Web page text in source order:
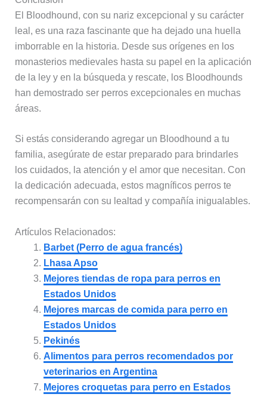
El Bloodhound, con su nariz excepcional y su carácter
leal, es una raza fascinante que ha dejado una huella
imborrable en la historia. Desde sus orígenes en los
monasterios medievales hasta su papel en la aplicación
de la ley y en la búsqueda y rescate, los Bloodhounds
han demostrado ser perros excepcionales en muchas
áreas.
Si estás considerando agregar un Bloodhound a tu
familia, asegúrate de estar preparado para brindarles
los cuidados, la atención y el amor que necesitan. Con
la dedicación adecuada, estos magníficos perros te
recompensarán con su lealtad y compañía inigualables.
Artículos Relacionados:
Barbet (Perro de agua francés)
Lhasa Apso
Mejores tiendas de ropa para perros en
Estados Unidos
Mejores marcas de comida para perro en
Estados Unidos
Pekinés
Alimentos para perros recomendados por
veterinarios en Argentina
Mejores croquetas para perro en Estados